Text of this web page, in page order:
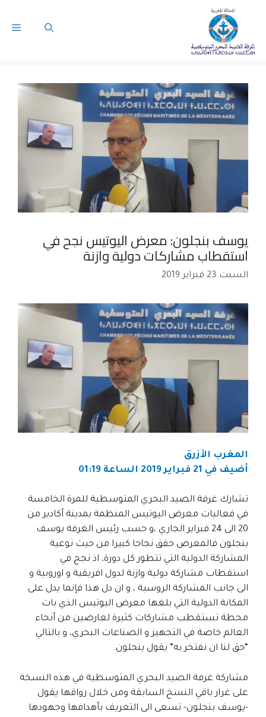
يوسف بنجلون: معرض اليوتيس نجح في
استقطاب مشاركات دولية وازنة
السبت 23 فبراير 2019
المغرب الأزرق
أضيف في 21 فبراير 2019 الساعة 01:19
تشارك غرفة الصيد البحري المتوسطية للمرة الخامسة
في فعاليات معرض اليوتيس المنظمة بمدينة أكادير من
20 الى 24 فبراير الجاري ،و حسب رئيس الغرفة يوسف
بنجلون فالمعرض حقق نجاحا كبيرا من حيث نوعية
المشاركة الدولية التي تتطور كل دورة، اذ نجح في
استقطاب مشاركة دولية وازنة لدول افريقية و اوروبية و
الى جانب المشاركة الروسية ، و ان دل هذا فإنما يدل على
المكانة الدولية التي بلغها معرض اليوتيس الذي بات
محطة تستقطب مشاركات كثيرة لعارضين من أنحاء
العالم خاصة في التجهيز و الصناعات البحري، و بالتالي
“حق لنا ان نفتخر به” يقول بنجلون.
مشاركة غرفة الصيد البحري المتوسطية في هذه النسخة
على غرار باقي النسخ السابقة ومن خلال رواقها يقول
-يوسف بنجلون- تسعى الى التعريف بأهدافها وجهودها